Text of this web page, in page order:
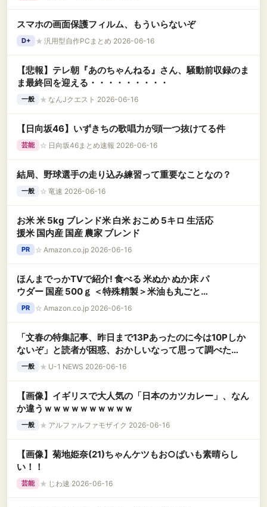
スマホの画面保護フィルム、もういらないぞ
D+ ★ 汎用型自作PCまとめ 2026-06-16
【悲報】テレ朝『あのちゃんねる』さん、騒動前収録のま
ま最終回を迎える・・・・・・・・・
一般 ★ なんJクエスト 2026-06-16
【日向坂46】いずきちの歌唱力が頭一つ抜けてる件
芸能 ☆ 日向坂46まとめ速報 2026-06-16
結局、野球選手の走り込み練習って重要なことなの？
一般 ☆ 竜速 2026-06-16
お米 米 5kg ブレンド米 白米 おこめ 5キロ 生活応
援米 国内産 国産 農家 ブレンド
PR ☆ Amazon.co.jp 2026-06-16
ほんまでっかTVで紹介! 食べる 米ぬか ぬか床 パ
ウダー 国産 500ｇ ＜特殊精製＞米油も丸ごと精
製 食物繊維豊富
PR ☆ Amazon.co.jp 2026-06-16
「文春の特集記事、昨日まで13Pあったのに今は10Pしか
ないぞ」と読者が困惑、おかしいなって思って調べた
ら……
一般 ★ U-1 NEWS 2026-06-16
【画像】イギリスで大人気の「日本のカツカレー」、なん
か違うｗｗｗｗｗｗｗｗｗｗ
一般 ★ アルファルファモザイク 2026-06-16
【画像】菊地姫奈(21)ちゃんケツもお○ぱいも素晴らし
い！！
芸能 ★ じわ速 2026-06-16